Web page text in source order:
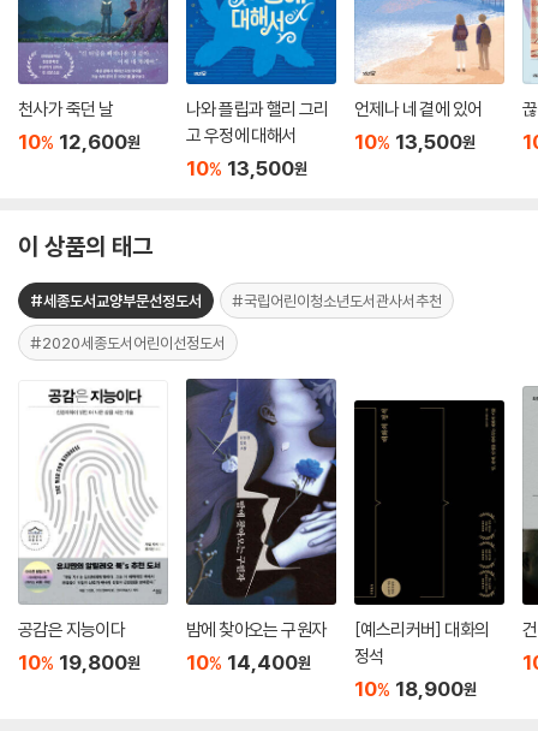
천사가 죽던 날
10% 12,600원
나와 플립과 핼리 그리
고 우정에 대해서
10% 13,500원
언제나 네 곁에 있어
10% 13,500원
이 상품의 태그
#세종도서교양부문선정도서 #국립어린이청소년도서관사서추천
#2020세종도서어린이선정도서
공감은 지능이다
10% 19,800원
밤에 찾아오는 구원자
10% 14,400원
[예스리커버] 대화의
정석
10% 18,900원